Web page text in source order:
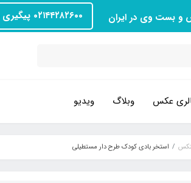
و بست وی در ایران ۰۲۱۴۴۲۸۲۶۰۰ پیگیری سفارش
عکس وبلاگ ویدیو
استخر بادی کودک طرح دار مستطیلی